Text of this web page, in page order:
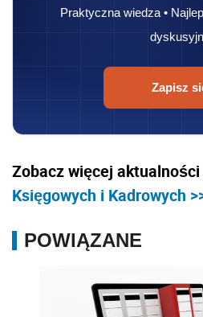
Praktyczna wiedza •
Zapisz
Zobacz więcej aktualności
Księgowych i Kadrowych
POWIĄZANE